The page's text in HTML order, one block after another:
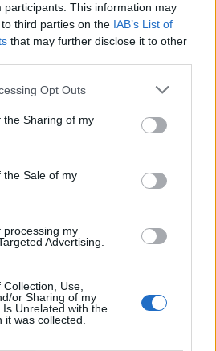
participants. This information may
third parties on the IAB’s List of
that may further disclose it to other
Opt Outs
the Sharing of my
the Sale of my
processing my
Advertising.
Use,
or Sharing of my
Unrelated with the
was collected.